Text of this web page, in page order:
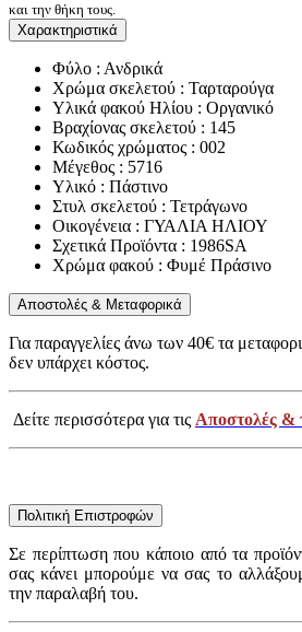
και την θήκη τους.
Χαρακτηριστικά
Φύλο : Ανδρικά
Χρώμα σκελετού : Ταρταρούγα
Υλικά φακού Ηλίου : Οργανικό
Βραχίονας σκελετού : 145
Κωδικός χρώματος : 002
Μέγεθος : 5716
Υλικό : Πάστινο
Στυλ σκελετού : Τετράγωνο
Οικογένεια : ΓΥΑΛΙΑ ΗΛΙΟΥ
Σχετικά Προϊόντα : 1986SA
Χρώμα φακού : Φυμέ Πράσινο
Αποστολές & Μεταφορικά
Για παραγγελίες άνω των 40€ τα
δεν υπάρχει κόστος.
Δείτε περισσότερα για τις Αποστολές &
Πολιτική Επιστροφών
Σε περίπτωση που κάποιο από τα
σας κάνει μπορούμε να σας το
την παραλαβή του.